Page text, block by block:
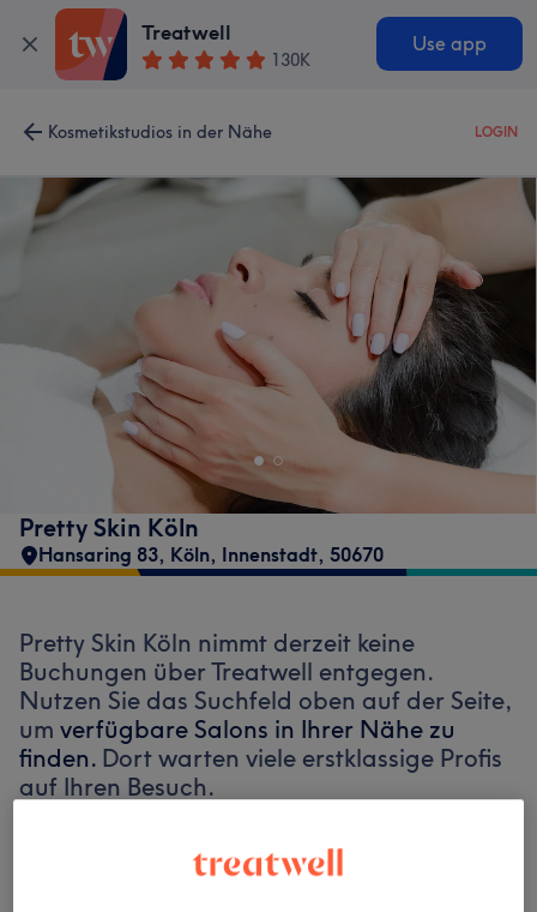
Treatwell
130K
Use app
Kosmetikstudios in der Nähe LOGIN
Pretty Skin Köln
Hansaring 83, Köln, Innenstadt, 50670
Pretty Skin Köln nimmt derzeit keine
Buchungen über Treatwell entgegen.
Nutzen Sie das Suchfeld oben auf der Seite,
um verfügbare Salons in Ihrer Nähe zu
finden. Dort warten viele erstklassige Profis
auf Ihren Besuch.
Finde die besten Salons in deiner Nähe